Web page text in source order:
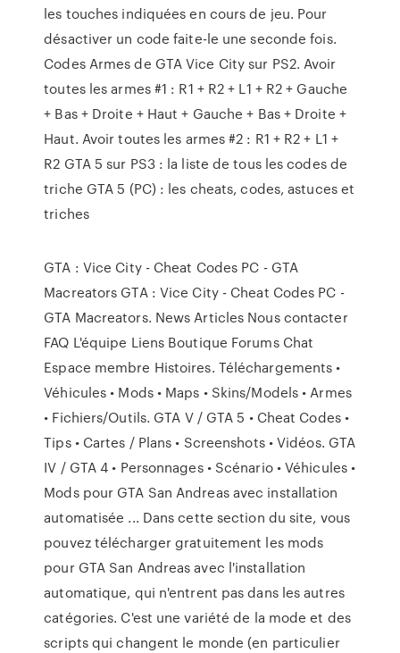
les touches indiquées en cours de jeu. Pour
désactiver un code faite-le une seconde fois.
Codes Armes de GTA Vice City sur PS2. Avoir
toutes les armes #1 : R1 + R2 + L1 + R2 + Gauche
+ Bas + Droite + Haut + Gauche + Bas + Droite +
Haut. Avoir toutes les armes #2 : R1 + R2 + L1 +
R2 GTA 5 sur PS3 : la liste de tous les codes de
triche GTA 5 (PC) : les cheats, codes, astuces et
triches
GTA : Vice City - Cheat Codes PC - GTA
Macreators GTA : Vice City - Cheat Codes PC -
GTA Macreators. News Articles Nous contacter
FAQ L'équipe Liens Boutique Forums Chat
Espace membre Histoires. Téléchargements •
Véhicules • Mods • Maps • Skins/Models • Armes
• Fichiers/Outils. GTA V / GTA 5 • Cheat Codes •
Tips • Cartes / Plans • Screenshots • Vidéos. GTA
IV / GTA 4 • Personnages • Scénario • Véhicules •
Mods pour GTA San Andreas avec installation
automatisée ... Dans cette section du site, vous
pouvez télécharger gratuitement les mods
pour GTA San Andreas avec l'installation
automatique, qui n'entrent pas dans les autres
catégories. C'est une variété de la mode et des
scripts qui changent le monde (en particulier